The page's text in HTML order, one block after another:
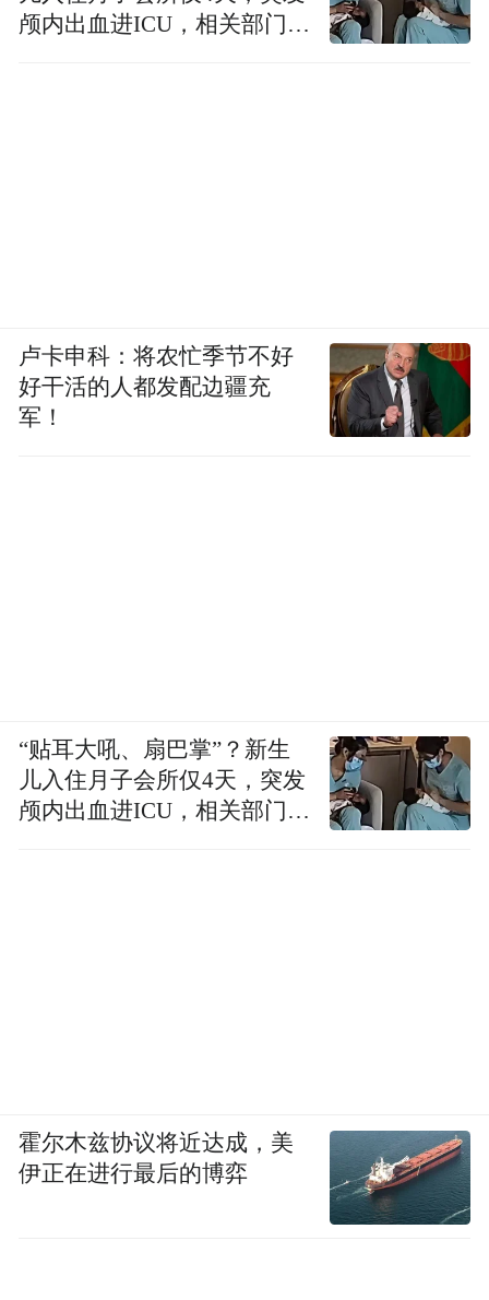
颅内出血进ICU，相关部门已
卢卡申科：将农忙季节不好
好干活的人都发配边疆充
军！
“贴耳大吼、扇巴掌”？新生
儿入住月子会所仅4天，突发
颅内出血进ICU，相关部门已
霍尔木兹协议将近达成，美
伊正在进行最后的博弈